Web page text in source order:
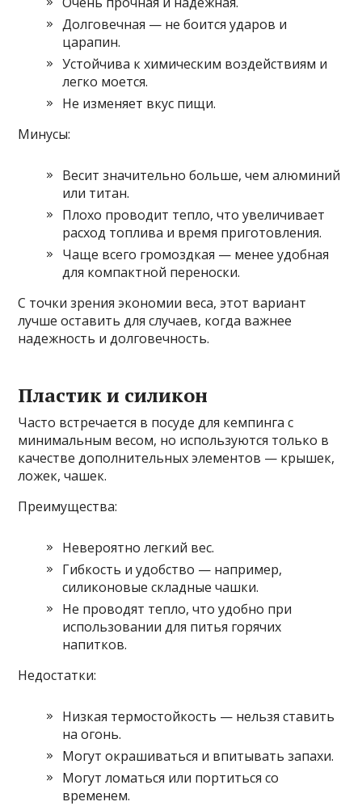
Долговечная — не боится ударов и
царапин.
Устойчива к химическим воздействиям и
легко моется.
Не изменяет вкус пищи.
Минусы:
Весит значительно больше, чем алюминий
или титан.
Плохо проводит тепло, что увеличивает
расход топлива и время приготовления.
Чаще всего громоздкая — менее удобная
для компактной переноски.
С точки зрения экономии веса, этот вариант
лучше оставить для случаев, когда важнее
надежность и долговечность.
Пластик и силикон
Часто встречается в посуде для кемпинга с
минимальным весом, но используются только в
качестве дополнительных элементов — крышек,
ложек, чашек.
Преимущества:
Невероятно легкий вес.
Гибкость и удобство — например,
силиконовые складные чашки.
Не проводят тепло, что удобно при
использовании для питья горячих
напитков.
Недостатки:
Низкая термостойкость — нельзя ставить
на огонь.
Могут окрашиваться и впитывать запахи.
Могут ломаться или портиться со
временем.